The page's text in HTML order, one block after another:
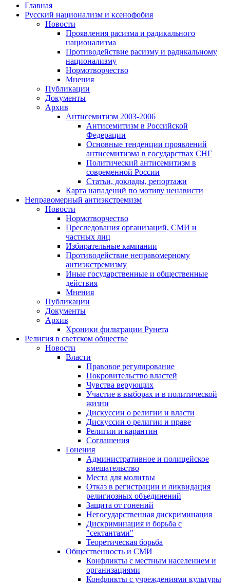
Главная
Русский национализм и ксенофобия
Новости
Проявления расизма и радикального
национализма
Противодействие расизму и радикальному
национализму
Нормотворчество
Мнения
Публикации
Документы
Архив
Антисемитизм 2003-2006
Антисемитизм в Российской
Федерации
Основные тенденции проявлений
антисемитизма в государствах СНГ
Политический антисемитизм в
современной России
Статьи, доклады, репортажи
Карта нападений по мотиву ненависти
Неправомерный антиэкстремизм
Новости
Нормотворчество
Преследования организаций, СМИ и
частных лиц
Избирательные кампании
Противодействие неправомерному
антиэкстремизму
Иные государственные и общественные
действия
Мнения
Публикации
Документы
Архив
Хроники фильтрации Рунета
Религия в светском обществе
Новости
Власти
Правовое регулирование
Покровительство властей
Чувства верующих
Участие в выборах и в политической
жизни
Дискуссии о религии и власти
Дискуссии о религии и праве
Религии и карантин
Соглашения
Гонения
Административное и полицейское
вмешательство
Места для молитвы
Отказ в регистрации и ликвидация
религиозных объединений
Защита от гонений
Негосударственная дискриминация
Дискриминация и борьба с
"сектантами"
Теоретическая борьба
Общественность и СМИ
Конфликты с местным населением и
организациями
Конфликты с учреждениями культуры